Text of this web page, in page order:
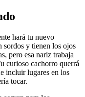
hará tu nuevo
sordos y tienen los ojos
pero esa nariz trabaja
curioso cachorro querrá
incluir lugares en los
tocar.